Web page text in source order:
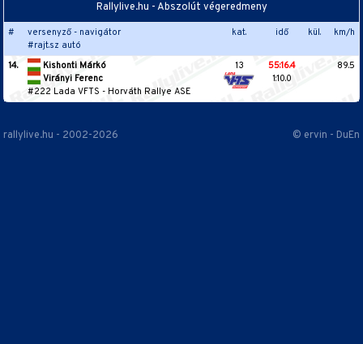
Rallylive.hu - Abszolút végeredmeny
#
versenyző - navigátor
#rajt.sz autó
kat. idő kül. km/h
14.
Kishonti Márkó
Virányi Ferenc
#222 Lada VFTS - Horváth Rallye ASE
13
55:16.4
1:10.0
89.5
rallylive.hu - 2002-2026 © ervin - DuEn